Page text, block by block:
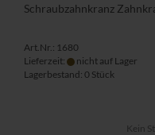
Schraubzahnkranz
Art.Nr.: 1680
Lieferzeit:
nicht auf Lager
Lagerbestand: 0 Stück
Kein